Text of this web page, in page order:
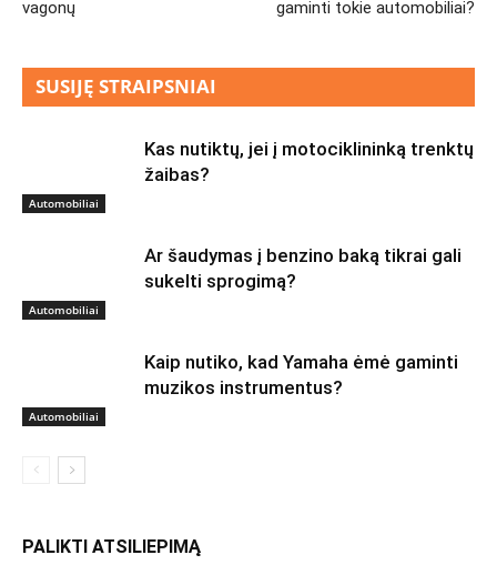
vagonų gaminti tokie automobiliai?
SUSIJĘ STRAIPSNIAI
Automobiliai
Kas nutiktų, jei į motociklininką trenktų
žaibas?
Automobiliai
Ar šaudymas į benzino baką tikrai gali
sukelti sprogimą?
Automobiliai
Kaip nutiko, kad Yamaha ėmė gaminti
muzikos instrumentus?
PALIKTI ATSILIEPIMĄ